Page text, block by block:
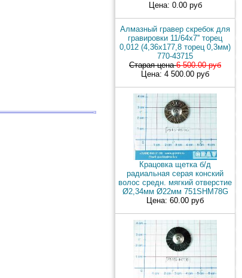
Цена: 0.00 руб
Алмазный гравер скребок для
гравировки 11/64x7'' торец
0,012 (4,36х177,8 торец 0,3мм)
770-43715
Старая цена6 500.00 руб
Цена: 4 500.00 руб
Крацовка щетка б/д
радиальная серая конский
волос средн. мягкий отверстие
Ø2,34мм Ø22мм 751SHM78G
Цена: 60.00 руб